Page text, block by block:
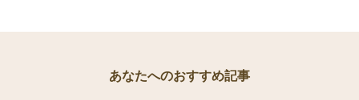
あなたへのおすすめ記事